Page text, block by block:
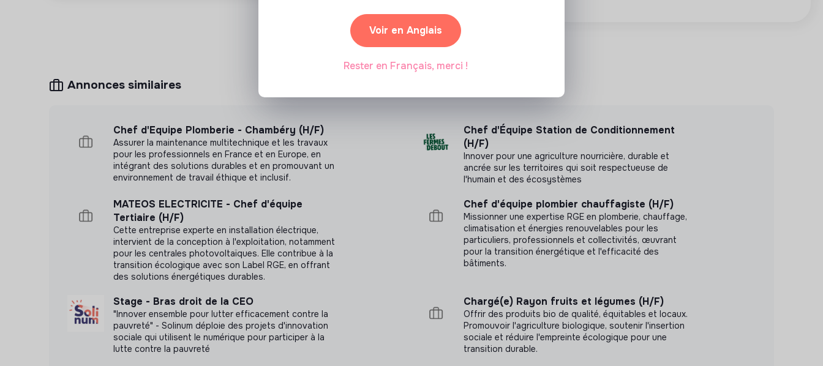
Annonces similaires
Chef d'Equipe Plomberie - Chambéry (H/F)
Assurer la maintenance multitechnique et les travaux
pour les professionnels en France et en Europe, en
intégrant des solutions durables et en promouvant un
environnement de travail éthique et inclusif.
Chef d'Équipe Station de Conditionnement
(H/F)
Innover pour une agriculture nourricière, durable et
ancrée sur les territoires qui soit respectueuse de
l'humain et des écosystèmes
MATEOS ELECTRICITE - Chef d'équipe
Tertiaire (H/F)
Cette entreprise experte en installation électrique,
intervient de la conception à l'exploitation, notamment
pour les centrales photovoltaïques. Elle contribue à la
transition écologique avec son Label RGE, en offrant
des solutions énergétiques durables.
Chef d'équipe plombier chauffagiste (H/F)
Missionner une expertise RGE en plomberie, chauffage,
climatisation et énergies renouvelables pour les
particuliers, professionnels et collectivités, œuvrant
pour la transition énergétique et l'efficacité des
bâtiments.
Stage - Bras droit de la CEO
"Innover ensemble pour lutter efficacement contre la
pauvreté" - Solinum déploie des projets d'innovation
sociale qui utilisent le numérique pour participer à la
lutte contre la pauvreté
Chargé(e) Rayon fruits et légumes (H/F)
Offrir des produits bio de qualité, équitables et locaux.
Promouvoir l'agriculture biologique, soutenir l'insertion
sociale et réduire l'empreinte écologique pour une
transition durable.
Voir en Anglais
Rester en Français, merci !